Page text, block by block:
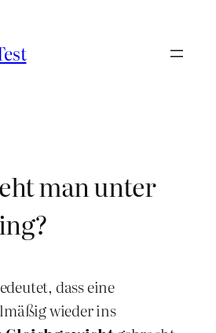
man unter
dass eine
wieder ins